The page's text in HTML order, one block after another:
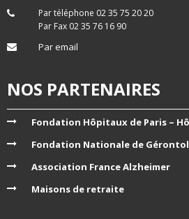
Par téléphone 02 35 75 20 20
Par Fax 02 35 76 16 90
Par email
NOS PARTENAIRES
Fondation Hôpitaux de Paris –
Fondation Nationale de
Association France Alzheimer
Maisons de retraite